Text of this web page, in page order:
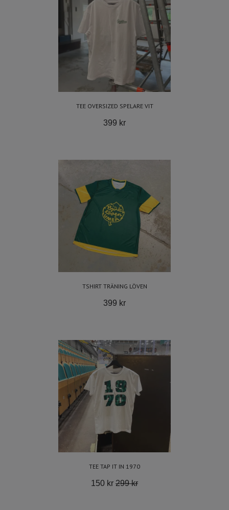
TEE OVERSIZED SPELARE VIT
399 kr
TSHIRT TRÄNING LÖVEN
399 kr
TEE TAP IT IN 1970
150 kr 299 kr